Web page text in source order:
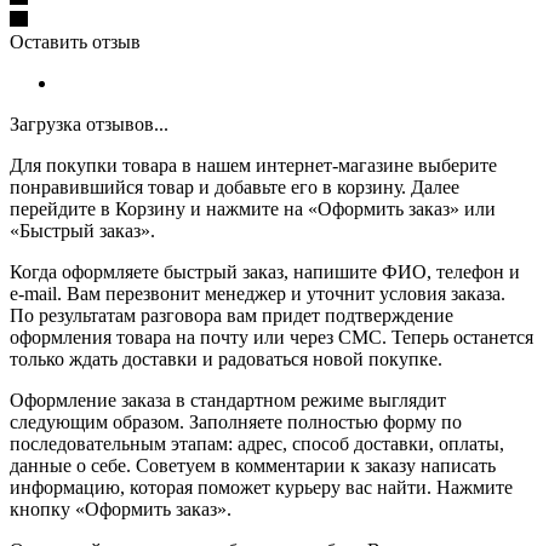
Оставить отзыв
Загрузка отзывов...
Для покупки товара в нашем интернет-магазине выберите
понравившийся товар и добавьте его в корзину. Далее
перейдите в Корзину и нажмите на «Оформить заказ» или
«Быстрый заказ».
Когда оформляете быстрый заказ, напишите ФИО, телефон и
e-mail. Вам перезвонит менеджер и уточнит условия заказа.
По результатам разговора вам придет подтверждение
оформления товара на почту или через СМС. Теперь останется
только ждать доставки и радоваться новой покупке.
Оформление заказа в стандартном режиме выглядит
следующим образом. Заполняете полностью форму по
последовательным этапам: адрес, способ доставки, оплаты,
данные о себе. Советуем в комментарии к заказу написать
информацию, которая поможет курьеру вас найти. Нажмите
кнопку «Оформить заказ».